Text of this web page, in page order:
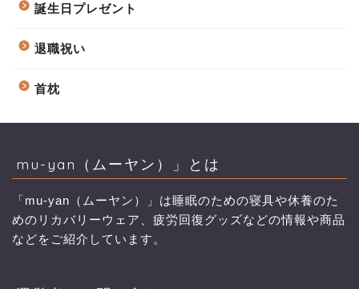
誕生日プレゼント
退職祝い
首枕
mu-yan（ムーヤン）」とは
「mu-yan（ムーヤン）」は睡眠のための寝具や休養のた
めのリカバリーウェア、疲労回復グッズなどの情報や商品
などをご紹介しています。